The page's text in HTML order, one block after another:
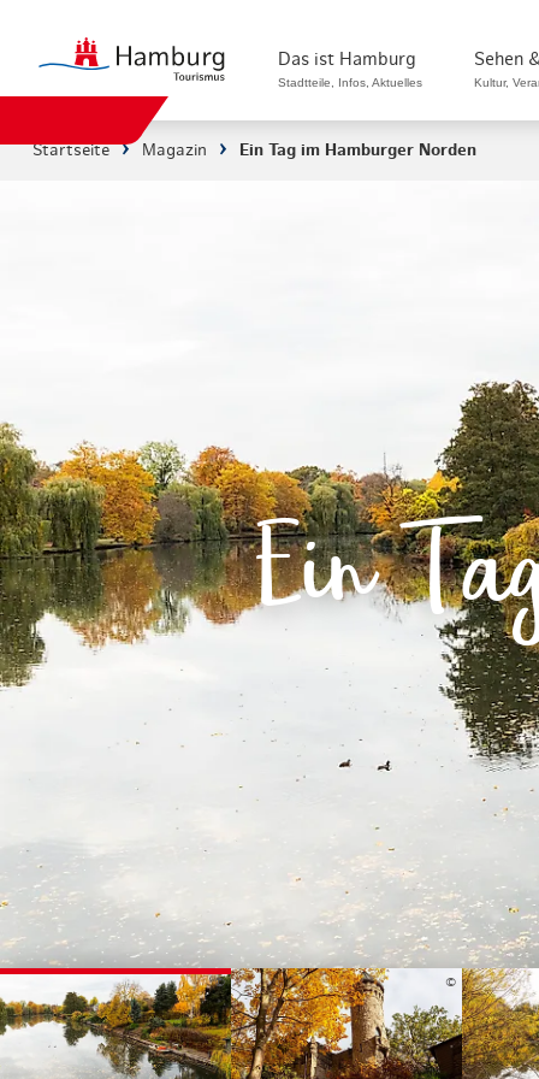
Das ist Hamburg
Stadtteile, Infos, Aktuelles
Hamburg für...
Infos & Mobilität
Sehen
Kultur,
Hamburg
Radfahren
Routen &
Historisches
Grüne
Erlebnis,
Startseite Magazin Ein Tag im Hamburger Norden
© ©
Ein